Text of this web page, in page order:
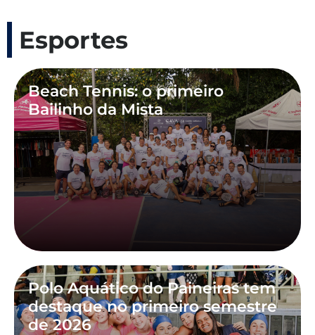
Esportes
Beach Tennis: o primeiro
Bailinho da Mista
Polo Aquático do Paineiras tem
destaque no primeiro semestre
de 2026